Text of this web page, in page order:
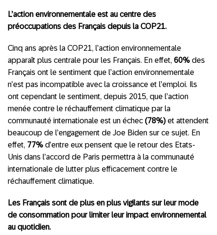
L’action environnementale est au centre des
préoccupations des Français depuis la COP21.
Cinq ans après la COP21, l’action environnementale
apparaît plus centrale pour les Français. En effet, 60% des
Français ont le sentiment que l’action environnementale
n’est pas incompatible avec la croissance et l’emploi. Ils
ont cependant le sentiment, depuis 2015, que l’action
menée contre le réchauffement climatique par la
communauté internationale est un échec (78%) et attendent
beaucoup de l’engagement de Joe Biden sur ce sujet. En
effet, 77% d’entre eux pensent que le retour des Etats-
Unis dans l’accord de Paris permettra à la communauté
internationale de lutter plus efficacement contre le
réchauffement climatique.
Les Français sont de plus en plus vigilants sur leur mode
de consommation pour limiter leur impact environnemental
au quotidien.